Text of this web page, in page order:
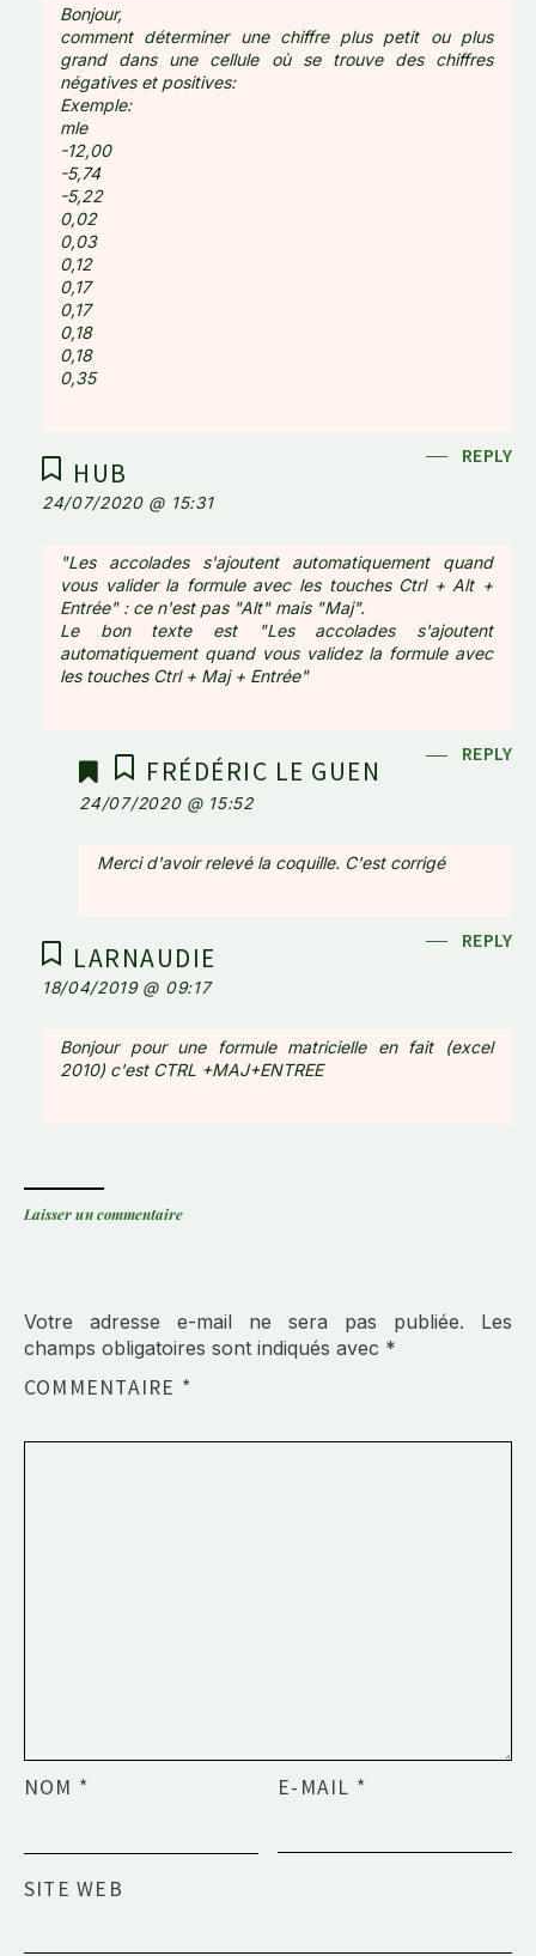
Bonjour,
comment déterminer une chiffre plus petit ou plus
grand dans une cellule où se trouve des chiffres
négatives et positives:
Exemple:
mle
-12,00
-5,74
-5,22
0,02
0,03
0,12
0,17
0,17
0,18
0,18
0,35
HUB
24/07/2020 @ 15:31
"Les accolades s'ajoutent automatiquement quand
vous valider la formule avec les touches Ctrl + Alt +
Entrée" : ce n'est pas "Alt" mais "Maj".
Le bon texte est "Les accolades s'ajoutent
automatiquement quand vous validez la formule avec
les touches Ctrl + Maj + Entrée"
REPLY
FRÉDÉRIC LE GUEN
24/07/2020 @ 15:52
Merci d'avoir relevé la coquille. C'est corrigé
REPLY
LARNAUDIE
18/04/2019 @ 09:17
Bonjour pour une formule matricielle en fait (excel
2010) c'est CTRL +MAJ+ENTREE
REPLY
Laisser un commentaire
Votre adresse e-mail ne sera pas publiée.
Les
champs obligatoires sont indiqués avec *
COMMENTAIRE *
NOM * E-MAIL *
SITE WEB